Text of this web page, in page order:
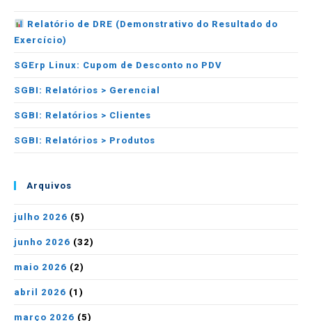
Relatório de DRE (Demonstrativo do Resultado do
Exercício)
SGErp Linux: Cupom de Desconto no PDV
SGBI: Relatórios > Gerencial
SGBI: Relatórios > Clientes
SGBI: Relatórios > Produtos
Arquivos
julho 2026 (5)
junho 2026 (32)
maio 2026 (2)
abril 2026 (1)
março 2026 (5)